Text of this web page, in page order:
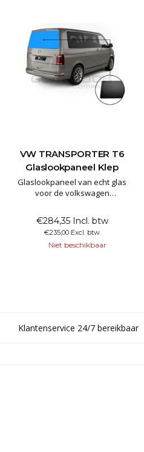
VW TRANSPORTER T6
Glaslookpaneel Klep
Glaslookpaneel van echt glas
voor de volkswagen
€284,35 Incl. btw
€235,00 Excl. btw
Niet beschikbaar
Klantenservice 24/7 bereikbaar